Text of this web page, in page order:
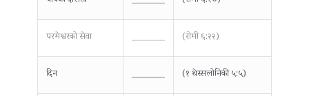
परमेश्वरको सेवा ________ (रोमी ६:२२)
दिन ________ (१ थेस्सलोनिकी ५:५)